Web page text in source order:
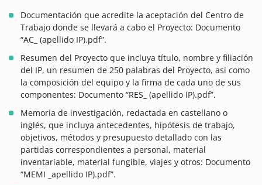
Documentación que acredite la aceptación del Centro de
Trabajo donde se llevará a cabo el Proyecto: Documento
“AC_ (apellido IP).pdf”.
Resumen del Proyecto que incluya título, nombre y filiación
del IP, un resumen de 250 palabras del Proyecto, así como
la composición del equipo y la firma de cada uno de sus
componentes: Documento “RES_ (apellido IP).pdf”.
Memoria de investigación, redactada en castellano o
inglés, que incluya antecedentes, hipótesis de trabajo,
objetivos, métodos y presupuesto detallado con las
partidas correspondientes a personal, material
inventariable, material fungible, viajes y otros: Documento
“MEMI _apellido IP).pdf”.